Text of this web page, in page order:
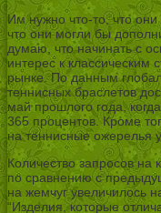
Им нужно что-то, что
что они могли бы
думаю, что начинать с
интерес к
рынке. По данным
теннисных браслетов
май прошлого года,
365 процентов. Кроме
на теннисные ожерелья
Количество запросов на
по сравнению с
на жемчуг увеличилось
“Изделия, которые